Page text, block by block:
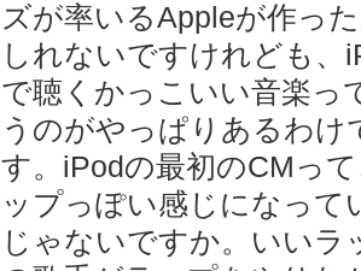
ズが率いるAppleが作っ
しれないですけれども、
で聴くかっこいい音楽っ
うのがやっぱりあるわけ
す。iPodの最初のCMっ
ップっぽい感じになって
じゃないですか。いいラ